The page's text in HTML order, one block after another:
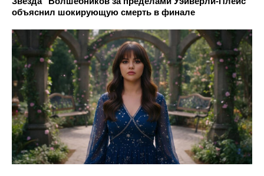
объяснил шокирующую смерть в финале